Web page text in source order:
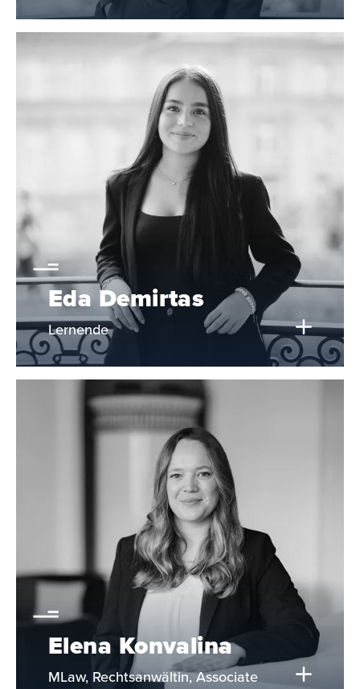
Eda Demirtas
Lernende
Elena Konvalina
MLaw, Rechtsanwältin, Associate